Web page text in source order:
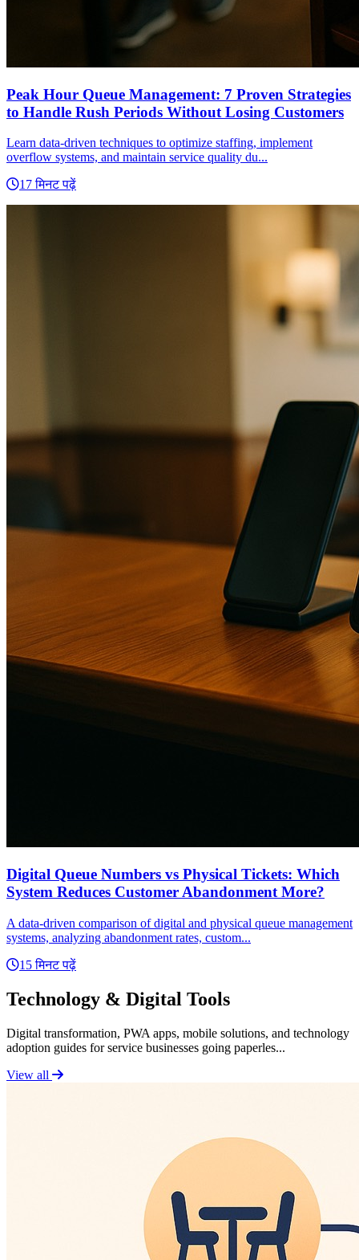
Peak Hour Queue Management: 7 Proven Strategies
to Handle Rush Periods Without Losing Customers
Learn data-driven techniques to optimize staffing, implement
overflow systems, and maintain service quality du...
17 मिनट पढ़ें
Digital Queue Numbers vs Physical Tickets: Which
System Reduces Customer Abandonment More?
A data-driven comparison of digital and physical queue management
systems, analyzing abandonment rates, custom...
15 मिनट पढ़ें
Technology & Digital Tools
Digital transformation, PWA apps, mobile solutions, and technology
adoption guides for service businesses going paperles...
View all